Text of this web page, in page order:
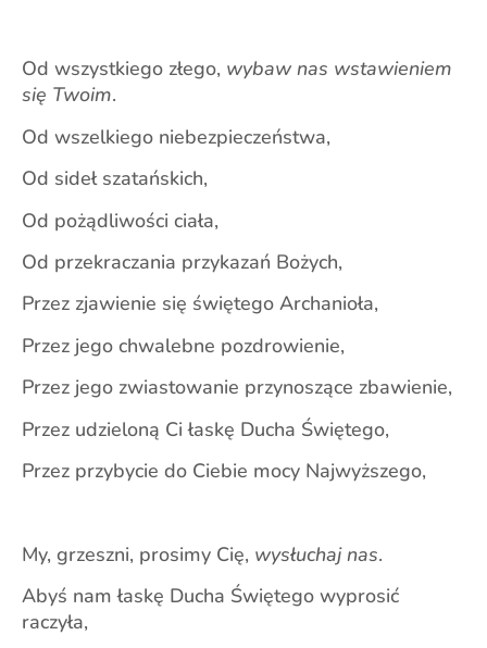
Od wszystkiego złego, wybaw nas wstawieniem
się Twoim.
Od wszelkiego niebezpieczeństwa,
Od sideł szatańskich,
Od pożądliwości ciała,
Od przekraczania przykazań Bożych,
Przez zjawienie się świętego Archanioła,
Przez jego chwalebne pozdrowienie,
Przez jego zwiastowanie przynoszące zbawienie,
Przez udzieloną Ci łaskę Ducha Świętego,
Przez przybycie do Ciebie mocy Najwyższego,
My, grzeszni, prosimy Cię, wysłuchaj nas.
Abyś nam łaskę Ducha Świętego wyprosić
raczyła,